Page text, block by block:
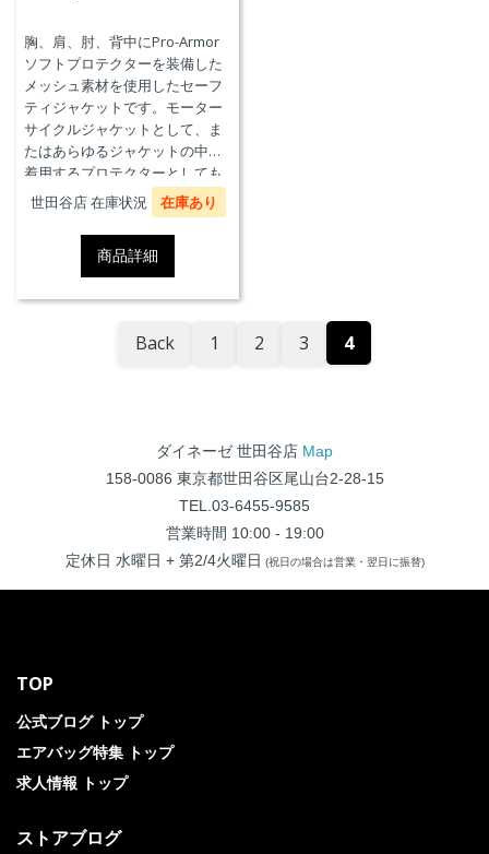
胸、肩、肘、背中にPro-Armor
ソフトプロテクターを装備した
メッシュ素材を使用したセーフ
ティジャケットです。モーター
サイクルジャケットとして、ま
たはあらゆるジャケットの中に
着用するプロテクターとしても
使用することができます。
世田谷店 在庫状況 在庫あり
商品詳細
Back 1 2 3 4
ダイネーゼ 世田谷店 Map
158-0086 東京都世田谷区尾山台2-28-15
TEL.03-6455-9585
営業時間 10:00 - 19:00
定休日 水曜日 + 第2/4火曜日 (祝日の場合は営業・翌日に振替)
TOP
公式ブログ トップ
エアバッグ特集 トップ
求人情報 トップ
ストアブログ